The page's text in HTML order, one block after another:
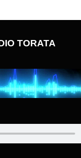
TORATA